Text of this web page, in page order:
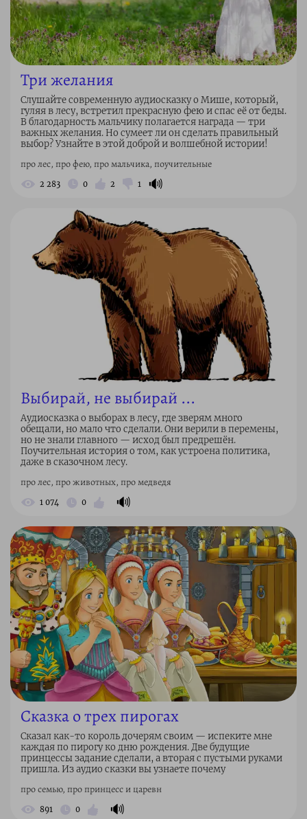
Три желания
Слушайте современную аудиосказку о Мише, который,
гуляя в лесу, встретил прекрасную фею и спас её от беды.
В благодарность мальчику полагается награда — три
важных желания. Но сумеет ли он сделать правильный
выбор? Узнайте в этой доброй и волшебной истории!
про лес, про фею, про мальчика, поучительные
2 283 0 2 1 🔊
Выбирай, не выбирай ...
Аудиосказка о выборах в лесу, где зверям много
обещали, но мало что сделали. Они верили в перемены,
но не знали главного — исход был предрешён.
Поучительная история о том, как устроена политика,
даже в сказочном лесу.
про лес, про животных, про медведя
1 074 0 🔊
Сказка о трех пирогах
Сказал как-то король дочерям своим — испеките мне
каждая по пирогу ко дню рождения. Две будущие
принцессы задание сделали, а вторая с пустыми руками
пришла. Из аудио сказки вы узнаете почему
про семью, про принцесс и царевн
891 0 🔊